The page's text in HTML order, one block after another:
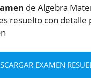
de Algebra
resuelto con detalle
EXAMEN